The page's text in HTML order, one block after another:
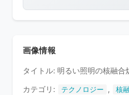
護
い
ま
画像情報
タイトル: 明るい照明の核融合
カテゴリ:
テクノロジー , 核